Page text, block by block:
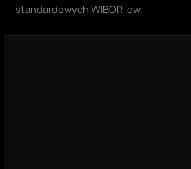
standardowych WIBOR-ów.